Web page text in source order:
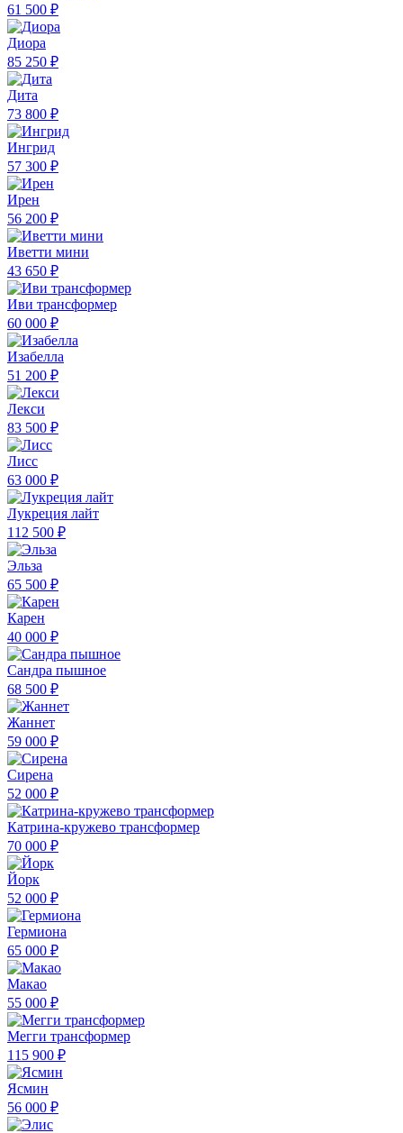
61 500 ₽
Диора
85 250 ₽
Дита
73 800 ₽
Ингрид
57 300 ₽
Ирен
56 200 ₽
Иветти мини
43 650 ₽
Иви трансформер
60 000 ₽
Изабелла
51 200 ₽
Лекси
83 500 ₽
Лисс
63 000 ₽
Лукреция лайт
112 500 ₽
Эльза
65 500 ₽
Карен
40 000 ₽
Сандра пышное
68 500 ₽
Жаннет
59 000 ₽
Сирена
52 000 ₽
Катрина-кружево трансформер
70 000 ₽
Йорк
52 000 ₽
Гермиона
65 000 ₽
Макао
55 000 ₽
Мегги трансформер
115 900 ₽
Ясмин
56 000 ₽